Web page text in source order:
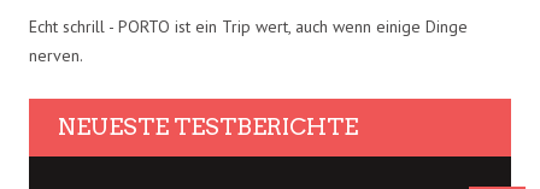
Echt schrill - PORTO ist ein Trip wert, auch wenn einige Dinge
nerven.
NEUESTE TESTBERICHTE